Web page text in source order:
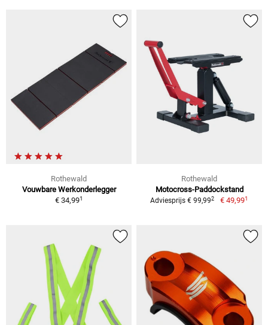
Rothewald
Vouwbare Werkonderlegger
€ 34,991
Rothewald
Motocross-Paddockstand
Adviesprijs € 99,992 € 49,991